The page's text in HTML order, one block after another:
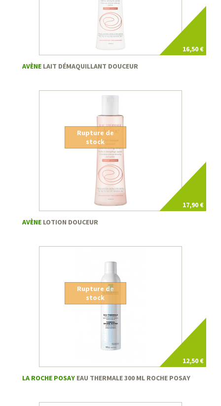
16,50 €
AVÈNE LAIT DÉMAQUILLANT DOUCEUR
17,90 €
Rupture de
stock
AVÈNE LOTION DOUCEUR
12,50 €
Rupture de
stock
LA ROCHE POSAY EAU THERMALE 300 ML ROCHE POSAY